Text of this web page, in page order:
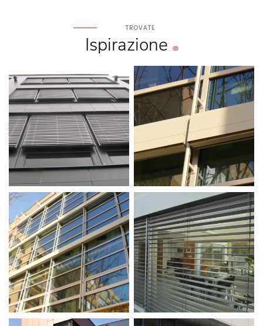
TROVATE
Ispirazione